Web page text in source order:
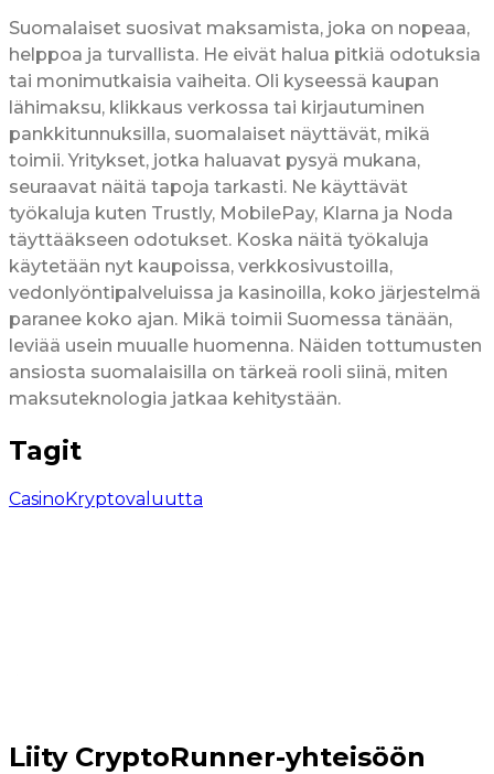
Suomalaiset suosivat maksamista, joka on nopeaa,
helppoa ja turvallista. He eivät halua pitkiä odotuksia
tai monimutkaisia vaiheita. Oli kyseessä kaupan
lähimaksu, klikkaus verkossa tai kirjautuminen
pankkitunnuksilla, suomalaiset näyttävät, mikä
toimii. Yritykset, jotka haluavat pysyä mukana,
seuraavat näitä tapoja tarkasti. Ne käyttävät
työkaluja kuten Trustly, MobilePay, Klarna ja Noda
täyttääkseen odotukset. Koska näitä työkaluja
käytetään nyt kaupoissa, verkkosivustoilla,
vedonlyöntipalveluissa ja kasinoilla, koko järjestelmä
paranee koko ajan. Mikä toimii Suomessa tänään,
leviää usein muualle huomenna. Näiden tottumusten
ansiosta suomalaisilla on tärkeä rooli siinä, miten
maksuteknologia jatkaa kehitystään.
Tagit
CasinoKryptovaluutta
Liity CryptoRunner-yhteisöön